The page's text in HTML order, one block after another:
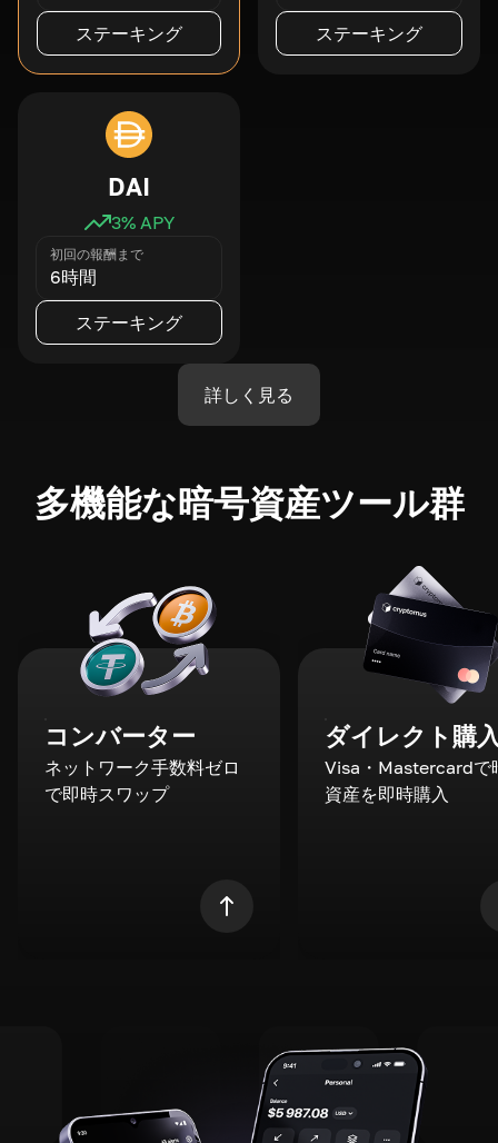
ステーキング ステーキング
DAI
3% APY
初回の報酬まで
6時間
ステーキング
詳しく見る
多機能な暗号資産ツール群
コンバーター
ネットワーク手数料ゼロ
で即時スワップ
ダイレクト購
Visa・Mastercardで
資産を即時購入